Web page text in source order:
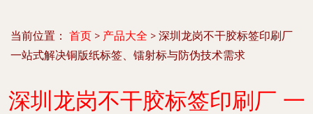
当前位置： 首页 > 产品大全 > 深圳龙岗不干胶标签印刷厂
一站式解决铜版纸标签、镭射标与防伪技术需求
深圳龙岗不干胶标签印刷厂 一